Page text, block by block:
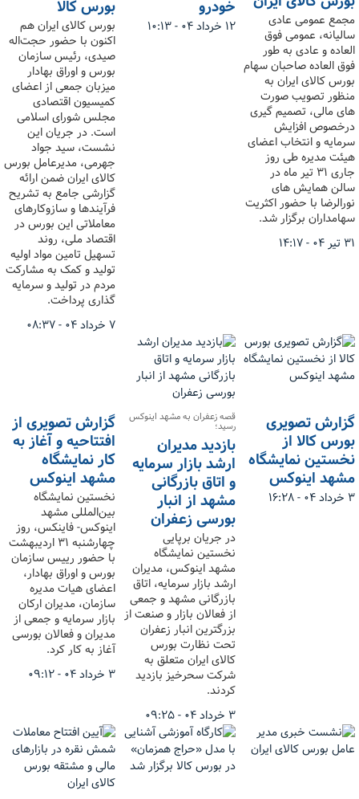
مجمع عمومی عادی
سالیانه، عمومی فوق
العاده و عادی به طور
فوق العاده صاحبان سهام
بورس کالای ایران به
منظور تصویب صورت
های مالی، تصمیم گیری
درخصوص افزایش
سرمایه و انتخاب اعضای
هیئت مدیره طی روز
جاری ۳۱ تیر ماه در
سالن همایش های
نورالرضا با حضور اکثریت
سهامداران برگزار شد.
۳۱ تیر ۰۴ - ۱۴:۱۷
خودرو
۱۲ خرداد ۰۴ - ۱۰:۱۳
بورس کالا
بورس کالای ایران هم
اکنون با حضور حجت‌اله
صیدی، رئیس سازمان
بورس و اوراق بهادار
میزبان جمعی از اعضای
کمیسیون اقتصادی
مجلس شورای اسلامی
است. در جریان این
نشست، سید جواد
جهرمی، مدیرعامل بورس
کالای ایران ضمن ارائه
گزارشی جامع به تشریح
فرآیندها و سازوکارهای
معاملاتی این بورس در
اقتصاد ملی، روند
تسهیل تامین مواد اولیه
تولید و کمک به مشارکت
مردم در تولید و سرمایه
گذاری پرداخت.
۷ خرداد ۰۴ - ۰۸:۳۷
گزارش تصویری
بورس کالا از
نخستین نمایشگاه
مشهد اینوکس
۳ خرداد ۰۴ - ۱۶:۲۸
قصه زعفران به مشهد اینوکس
رسید؛
بازدید مدیران
ارشد بازار سرمایه
و اتاق بازرگانی
مشهد از انبار
بورسی زعفران
در جریان برپایی
نخستین نمایشگاه
مشهد اینوکس، مدیران
ارشد بازار سرمایه، اتاق
بازرگانی مشهد و جمعی
از فعالان بازار و صنعت از
بزرگترین انبار زعفران
تحت نظارت بورس
کالای ایران متعلق به
شرکت سحرخیز بازدید
کردند.
۳ خرداد ۰۴ - ۰۹:۲۵
گزارش تصویری از
افتتاحیه و آغاز به
کار نمایشگاه
مشهد اینوکس
نخستین نمایشگاه
بین‌المللی مشهد
اینوکس- فاینکس، روز
چهارشنبه ۳۱ اردیبهشت
با حضور رییس سازمان
بورس و اوراق بهادار،
اعضای هیات مدیره
سازمان، مدیران ارکان
بازار سرمایه و جمعی از
مدیران و فعالان بورسی
آغاز به کار کرد.
۳ خرداد ۰۴ - ۰۹:۱۲